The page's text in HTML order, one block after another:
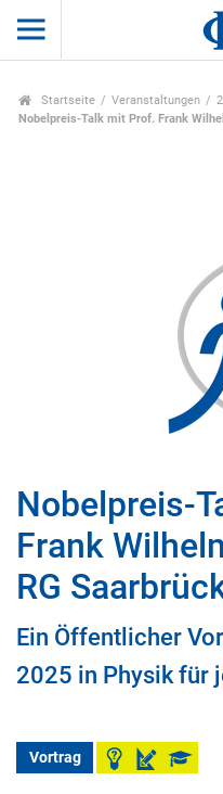
Startseite Veranstaltungen
Nobelpreis-Talk mit Prof. Frank
Nobelpreis-
Frank
RG
Ein Öffentlicher
2025 in Physik für
Vortrag